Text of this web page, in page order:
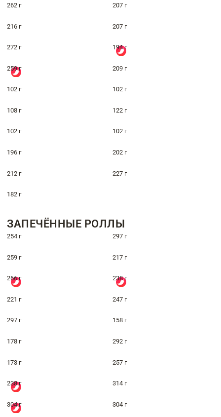
262 г 207 г
216 г 207 г
272 г 194 г
259 г 209 г
102 г 102 г
108 г 122 г
102 г 102 г
196 г 202 г
212 г 227 г
182 г
ЗАПЕЧЁННЫЕ РОЛЛЫ
254 г 297 г
259 г 217 г
266 г 238 г
221 г 247 г
297 г 158 г
178 г 292 г
173 г 257 г
238 г 314 г
304 г 304 г